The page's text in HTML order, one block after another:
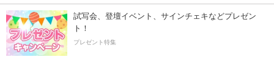
試写会、登壇イベント、サインチェキなどプレゼン
ト！
プレゼント特集